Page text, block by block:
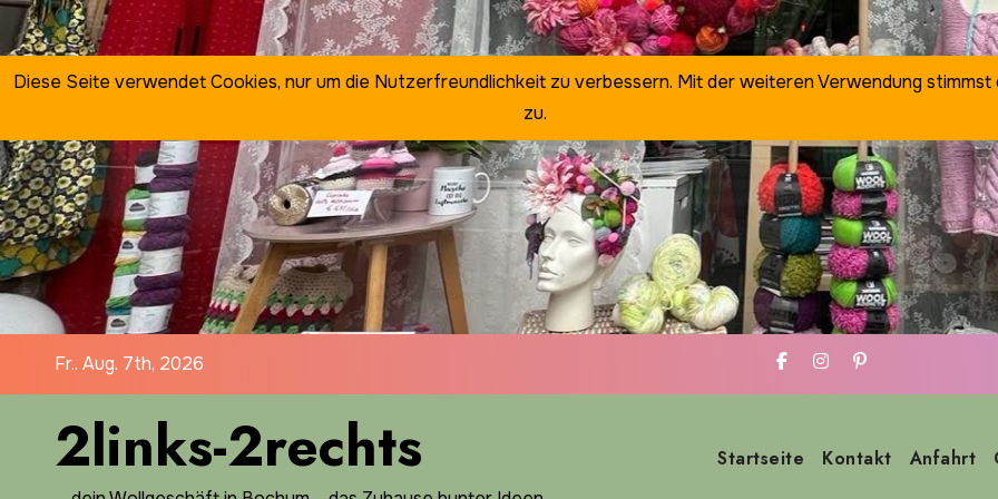
Zum
Inhalt
springen
Fr.. Aug. 7th, 2026
2links-2rechts Startseite Kontakt Anfahrt
Diese Seite verwendet Cookies, nur um die Nutzerfreundlichkeit zu verbessern. Mit der weiteren Verwendung stimmst
zu.